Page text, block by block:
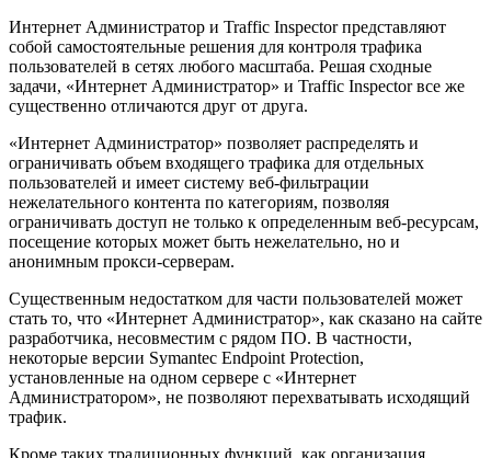
Интернет Администратор и Traffic Inspector представляют
собой самостоятельные решения для контроля трафика
пользователей в сетях любого масштаба. Решая сходные
задачи, «Интернет Администратор» и Traffic Inspector все же
существенно отличаются друг от друга.
«Интернет Администратор» позволяет распределять и
ограничивать объем входящего трафика для отдельных
пользователей и имеет систему веб-фильтрации
нежелательного контента по категориям, позволяя
ограничивать доступ не только к определенным веб-ресурсам,
посещение которых может быть нежелательно, но и
анонимным прокси-серверам.
Существенным недостатком для части пользователей может
стать то, что «Интернет Администратор», как сказано на сайте
разработчика, несовместим с рядом ПО. В частности,
некоторые версии Symantec Endpoint Protection,
установленные на одном сервере с «Интернет
Администратором», не позволяют перехватывать исходящий
трафик.
Кроме таких традиционных функций, как организация